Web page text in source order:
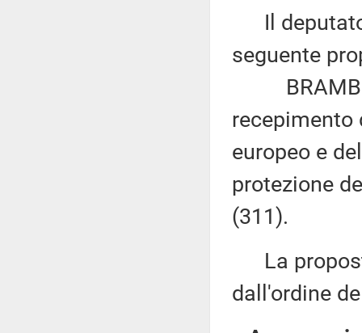
Il deputato
seguente
recepimento
europeo e
protezione
(311).
La
dall'ordine